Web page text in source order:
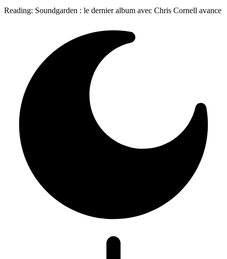
Reading: Soundgarden : le dernier album avec Chris Cornell avance